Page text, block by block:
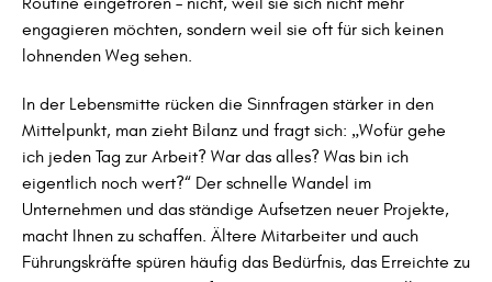
engagieren möchten, sondern weil sie oft für sich keinen
lohnenden Weg sehen.
In der Lebensmitte rücken die Sinnfragen stärker in den
Mittelpunkt, man zieht Bilanz und fragt sich: „Wofür gehe
ich jeden Tag zur Arbeit? War das alles? Was bin ich
eigentlich noch wert?“ Der schnelle Wandel im
Unternehmen und das ständige Aufsetzen neuer Projekte,
macht Ihnen zu schaffen. Ältere Mitarbeiter und auch
Führungskräfte spüren häufig das Bedürfnis, das Erreichte zu